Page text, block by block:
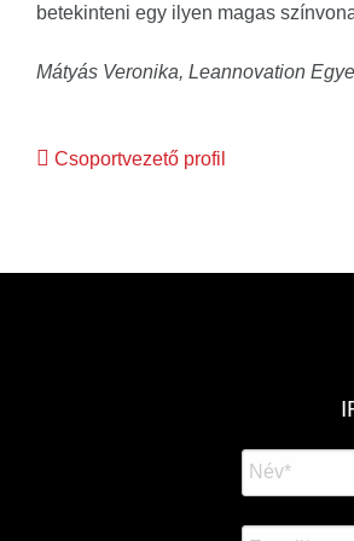
betekinteni egy ilyen magas
Mátyás Veronika, Leannovation
Bejegyzés
Csoportvezető profil